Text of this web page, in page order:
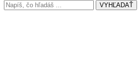
VYHĽADAŤ